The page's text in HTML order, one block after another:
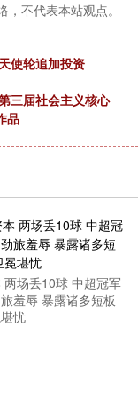
不代表本站观点。
使轮追加投资
三届社会主义核心
品
两场丢10球 中超冠军
羞辱 暴露诸多短板
忧